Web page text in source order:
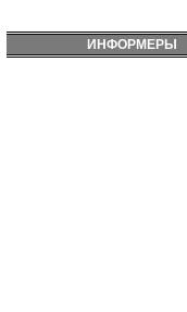
ИНФОРМЕРЫ